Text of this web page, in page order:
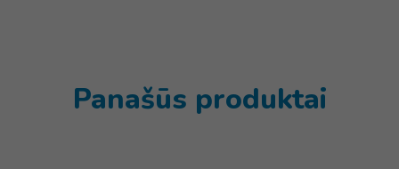
Panašūs produktai